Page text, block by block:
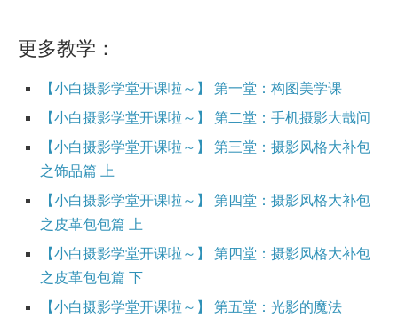
更多教学：
【小白摄影学堂开课啦～】 第一堂：构图美学课
【小白摄影学堂开课啦～】 第二堂：手机摄影大哉问
【小白摄影学堂开课啦～】 第三堂：摄影风格大补包
之饰品篇 上
【小白摄影学堂开课啦～】 第四堂：摄影风格大补包
之皮革包包篇 上
【小白摄影学堂开课啦～】 第四堂：摄影风格大补包
之皮革包包篇 下
【小白摄影学堂开课啦～】 第五堂：光影的魔法